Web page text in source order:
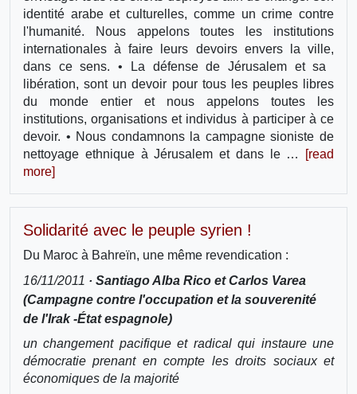
identité arabe et culturelles, comme un crime contre
l'humanité. Nous appelons toutes les institutions
internationales à faire leurs devoirs envers la ville,
dans ce sens. • La défense de Jérusalem et sa ‬
libération, sont un devoir pour tous les peuples libres
du monde entier et nous appelons toutes les
institutions, organisations et individus à participer à ce
devoir. • Nous condamnons la campagne sioniste de
nettoyage ethnique à Jérusalem et dans le …
[read
more]
Solidarité avec le peuple syrien !
Du Maroc à Bahreïn, une même revendication :
16/11/2011 · Santiago Alba Rico et Carlos Varea
(Campagne contre l'occupation et la souverenité
de l'Irak -État espagnole)
un changement pacifique et radical qui instaure une
démocratie prenant en compte les droits sociaux et
économiques de la majorité